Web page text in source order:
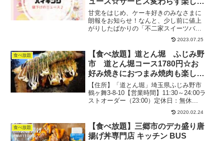
る【60分】
甘党をはじめ、ケーキ好きのみなさまに
朗報をお知らせ！なんと、少し前に値上
がりしたばかりの「不二家スイーツバイ
キング」が大幅に値下げしてカムバック
してきました。サービス変わらず以前よ
りも利用しやすくなったので、また行き
たい人も増えるでしょうね...
2023.07.25
食べ放題
【食べ放題】道とん堀 ふじみ野
市 道とん堀コース1780円☆お
好み焼きにおつまみ焼肉も楽しめ
るぞ【全54品】
【住所】「道とん堀」埼玉県ふじみ野市
鶴ヶ舞3-8-10【営業時間】11:30～24:00ラ
ストオーダー（23:00）定休日：無休
TEL：049-293-9678137席テーブル席、座
敷、掘り炬燵有り駐車場：あり分煙
2019.1月（週末）：1...
2020.02.24
食べ放題
【食べ放題】三郷市のデカ盛り唐
揚げ丼専門店 キッチン BUS